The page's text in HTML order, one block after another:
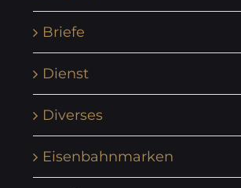
Briefe
Dienst
Diverses
Eisenbahnmarken